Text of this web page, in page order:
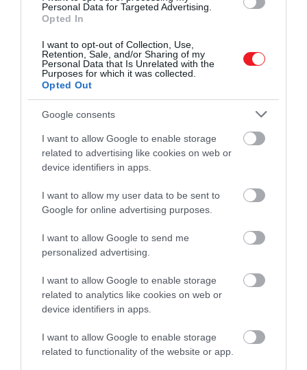
Personal Data for Targeted Advertising.
Opted In
I want to opt-out of Collection, Use,
Retention, Sale, and/or Sharing of my
Personal Data that Is Unrelated with the
Purposes for which it was collected.
Opted Out
Google consents
I want to allow Google to enable storage
related to advertising like cookies on web or
device identifiers in apps.
I want to allow my user data to be sent to
Google for online advertising purposes.
I want to allow Google to send me
personalized advertising.
I want to allow Google to enable storage
related to analytics like cookies on web or
device identifiers in apps.
I want to allow Google to enable storage
related to functionality of the website or app.
Colosseumig, összekötve Róma legfontosabb ókori
egységbentapasztalják meg a város antik
örökségét, ne csak egyetlen műemlékre
koncentráljanak.
Az elmúlt években az amfiteátrum több, korábban
zárt részét is megnyitották a nagyközönség előtt:
befejeződött arestaurálás
aréna alatti folyosók, liftet telepítettek a felső
szintekhez, és idén októberben újabb szakasz nyílik
építtetett, hogy saját páholyát gyorsabban elérje. A
Colosseum így ismét közelebb kerülhet ahhoz,
működjön – akárcsak
kétezer évvel ezelőtt, amikor gladiátorok és
vadállatok harcai szórakoztatták a római népet.
(Forrás:24.hu)